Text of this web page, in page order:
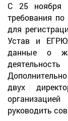
С 25 ноября
требования
для
Устав и
данные о
двух
руководить